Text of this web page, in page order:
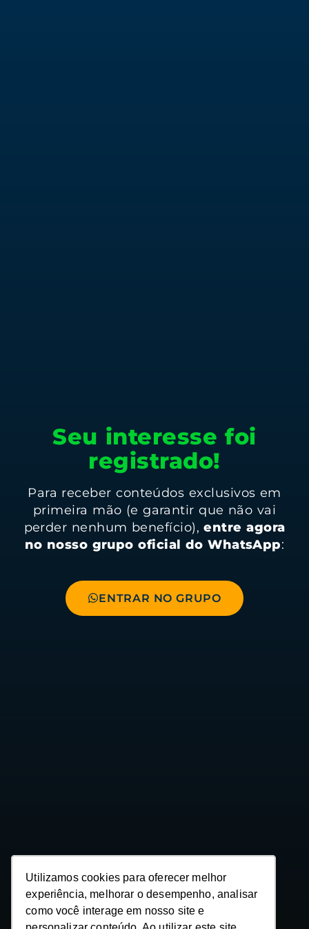
Utilizamos cookies para oferecer melhor
experiência, melhorar o desempenho, analisar
como você interage em nosso site e
Utilizamos cookies para oferecer melhor
experiência, melhorar o desempenho, analisar
como você interage em nosso site e
Seu interesse foi
registrado!
Para receber conteúdos exclusivos em
primeira mão (e garantir que não vai
perder nenhum benefício),entre agora
no nosso grupo oficial do WhatsApp:
ENTRAR NO GRUPO